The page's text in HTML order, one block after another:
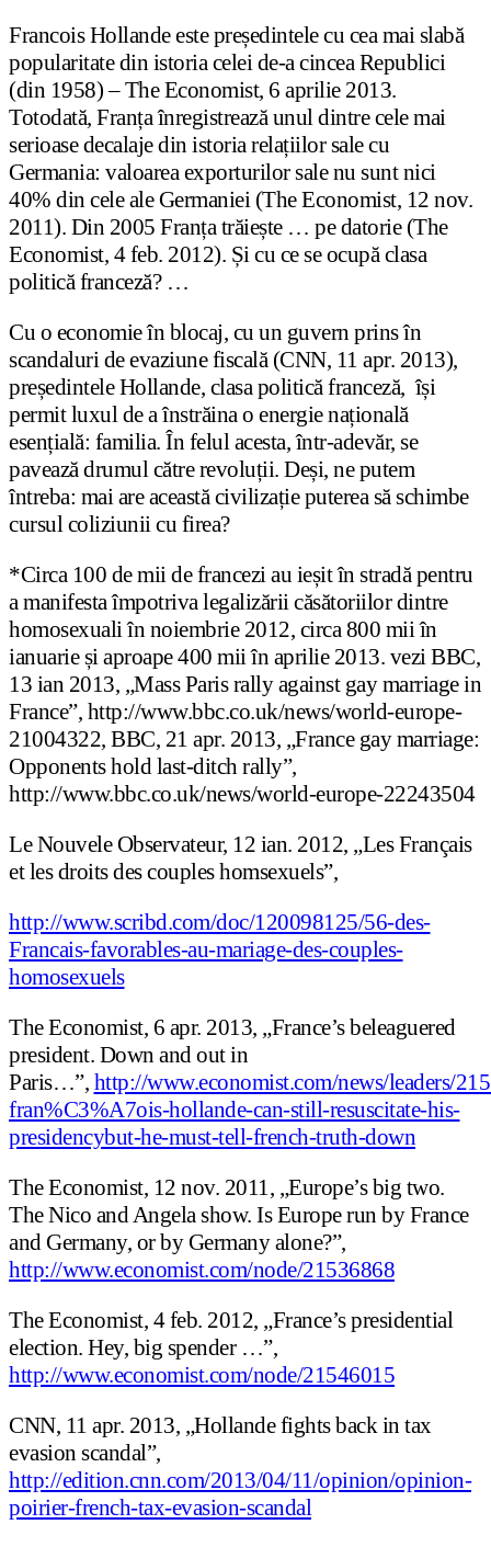
Francois Hollande este președintele cu cea mai slabă
popularitate din istoria celei de-a cincea Republici
(din 1958) – The Economist, 6 aprilie 2013.
Totodată, Franța înregistrează unul dintre cele mai
serioase decalaje din istoria relațiilor sale cu
Germania: valoarea exporturilor sale nu sunt nici
40% din cele ale Germaniei (The Economist, 12 nov.
2011). Din 2005 Franța trăiește … pe datorie (The
Economist, 4 feb. 2012). Și cu ce se ocupă clasa
politică franceză? …
Cu o economie în blocaj, cu un guvern prins în
scandaluri de evaziune fiscală (CNN, 11 apr. 2013),
președintele Hollande, clasa politică franceză, își
permit luxul de a înstrăina o energie națională
esențială: familia. În felul acesta, într-adevăr, se
pavează drumul către revoluții. Deși, ne putem
întreba: mai are această civilizație puterea să schimbe
cursul coliziunii cu firea?
*Circa 100 de mii de francezi au ieșit în stradă pentru
a manifesta împotriva legalizării căsătoriilor dintre
homosexuali în noiembrie 2012, circa 800 mii în
ianuarie și aproape 400 mii în aprilie 2013. vezi BBC,
13 ian 2013, „Mass Paris rally against gay marriage in
France”, http://www.bbc.co.uk/news/world-europe-
21004322, BBC, 21 apr. 2013, „France gay marriage:
Opponents hold last-ditch rally”,
http://www.bbc.co.uk/news/world-europe-22243504
Le Nouvele Observateur, 12 ian. 2012, „Les Français
et les droits des couples homsexuels”,
http://www.scribd.com/doc/120098125/56-des-
Francais-favorables-au-mariage-des-couples-
homosexuels
The Economist, 6 apr. 2013, „France’s beleaguered
president. Down and out in
Paris…”, http://www.economist.com/news/leaders/
fran%C3%A7ois-hollande-can-still-resuscitate-his-
presidencybut-he-must-tell-french-truth-down
The Economist, 12 nov. 2011, „Europe’s big two.
The Nico and Angela show. Is Europe run by France
and Germany, or by Germany alone?”,
http://www.economist.com/node/21536868
The Economist, 4 feb. 2012, „France’s presidential
election. Hey, big spender …”,
http://www.economist.com/node/21546015
CNN, 11 apr. 2013, „Hollande fights back in tax
evasion scandal”,
http://edition.cnn.com/2013/04/11/opinion/opinion-
poirier-french-tax-evasion-scandal